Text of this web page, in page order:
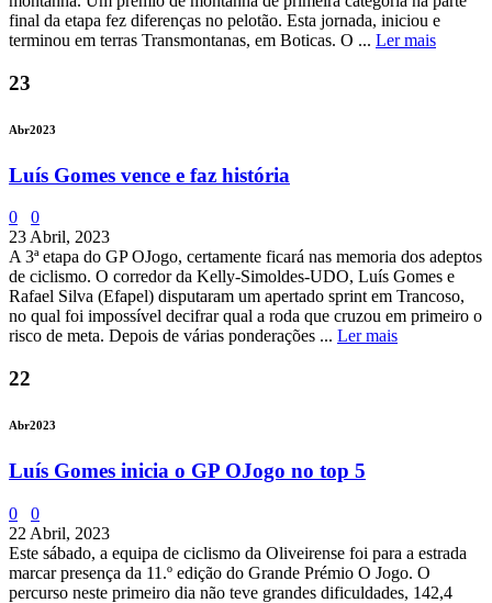
final da etapa fez diferenças no pelotão. Esta jornada, iniciou e
terminou em terras Transmontanas, em Boticas. O ... Ler mais
23
Abr2023
Luís Gomes vence e faz história
0
0
23 Abril, 2023
A 3ª etapa do GP OJogo, certamente ficará nas memoria dos adeptos
de ciclismo. O corredor da Kelly-Simoldes-UDO, Luís Gomes e
Rafael Silva (Efapel) disputaram um apertado sprint em Trancoso,
no qual foi impossível decifrar qual a roda que cruzou em primeiro o
risco de meta. Depois de várias ponderações ... Ler mais
22
Abr2023
Luís Gomes inicia o GP OJogo no top 5
0
0
22 Abril, 2023
Este sábado, a equipa de ciclismo da Oliveirense foi para a estrada
marcar presença da 11.º edição do Grande Prémio O Jogo. O
percurso neste primeiro dia não teve grandes dificuldades, 142,4